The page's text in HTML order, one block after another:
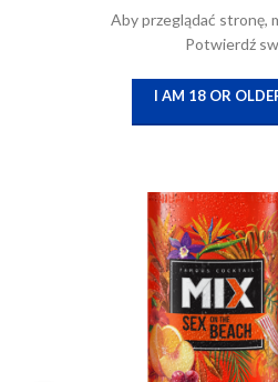
Aby przeglądać stronę,
Potwierdź
I AM 18 OR